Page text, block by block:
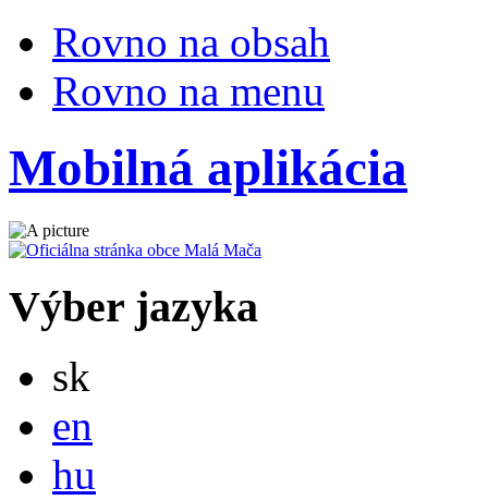
Rovno na obsah
Rovno na menu
Mobilná aplikácia
Výber jazyka
sk
en
hu